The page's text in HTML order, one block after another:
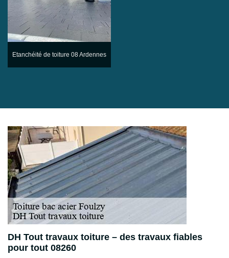
Etanchéité de toiture 08 Ardennes
DH Tout travaux toiture – des travaux fiables
pour tout 08260